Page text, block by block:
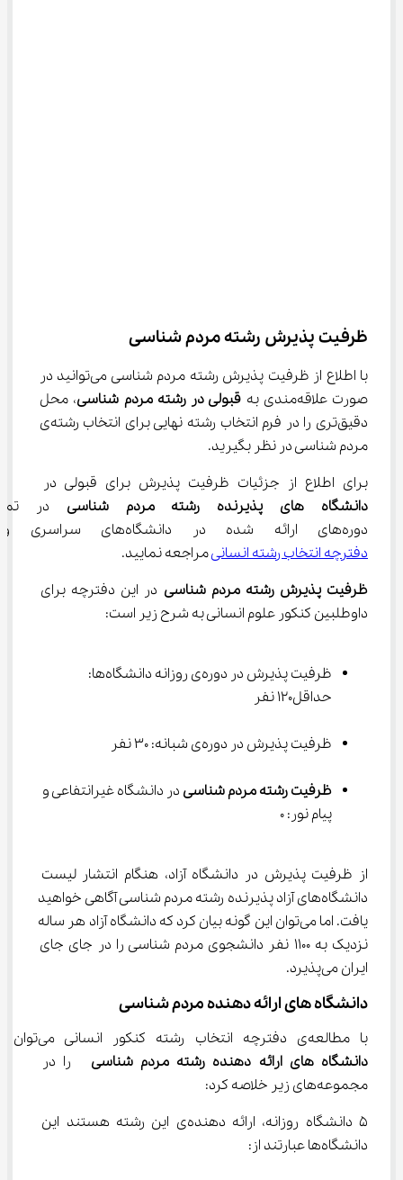
ظرفیت پذیرش رشته‌ مردم شناسی
با اطلاع از ظرفیت پذیرش رشته مردم شناسی می‌توانید در
صورت علاقه‌مندی به
قبولی در رشته مردم شناسی، محل
دقیق‌تری را در فرم انتخاب رشته نهایی برای انتخاب رشته‌ی
مردم شناسی در نظر بگیرید.
برای اطلاع از جزئیات ظرفیت پذیرش برای قبولی در
دانشگاه های پذیرنده رشته مردم شناسی در
دوره‌های ارائه شده در دانشگاه‌های سراسری و آزاد، باید به
دفترچه انتخاب رشته انسانی مراجعه نمایید.
ظرفیت پذیرش رشته مردم شناسی در این دفترچه برای
داوطلبین کنکور علوم انسانی به شرح زیر است:
ظرفیت پذیرش در دوره‌ی روزانه دانشگاه‌ها:
حداقل120 نفر
ظرفیت پذیرش در دوره‌ی شبانه: 30 نفر
ظرفیت رشته مردم شناسی در دانشگاه غیرانتفاعی و
پیام نور: 0
از ظرفیت پذیرش در دانشگاه آزاد، هنگام انتشار لیست
دانشگاه‌های آزاد پذیرنده رشته مردم شناسی آگاهی خواهید
یافت. اما می‌توان این گونه بیان کرد که دانشگاه آزاد هر ساله
نزدیک به 1100 نفر دانشجوی مردم شناسی را در جای جای
ایران می‌پذیرد.
دانشگاه های ارائه دهنده مردم شناسی
با مطالعه‌ی دفترچه انتخاب رشته کنکور انسانی می‌توان
دانشگاه های ارائه دهنده رشته مردم شناسی را در
مجموعه‌های زیر خلاصه کرد:
5 دانشگاه روزانه، ارائه دهنده‌ی این رشته هستند این
دانشگاه‌ها عبارتند از: